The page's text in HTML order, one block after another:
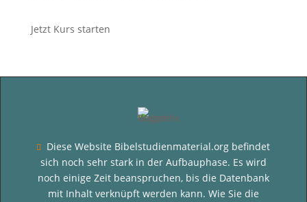
Jetzt Kurs starten

Diese Website Bibelstudienmaterial.org befindet
sich noch sehr stark in der Aufbauphase. Es wird
noch einige Zeit beanspruchen, bis die Datenbank
mit Inhalt verknüpft werden kann. Wie Sie die